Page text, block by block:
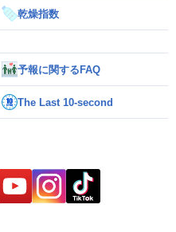
乾燥指数
予報に関するFAQ
The Last 10-second